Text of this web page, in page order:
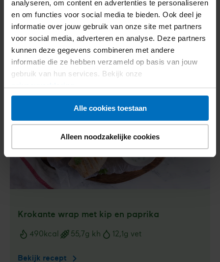
analyseren, om content en advertenties te personaliseren
en om functies voor social media te bieden. Ook deel je
informatie over jouw gebruik van onze site met partners
voor social media, adverteren en analyse. Deze partners
kunnen deze gegevens combineren met andere
informatie die ze hebben verzameld op basis van jouw
gebruik van hun services. Bekijk onze
Alle cookies toestaan
Alleen noodzakelijke cookies
Tosti met spinazie en feta
Voedingswaarden
364kcal 29,5g kh 18,8g vet
Bekijk receptTosti
met
spinazie
en
feta
Krokante wrap met kip en paprika
490kcal 55,7g kh 12,1g vet
Bekijk recept Krokante